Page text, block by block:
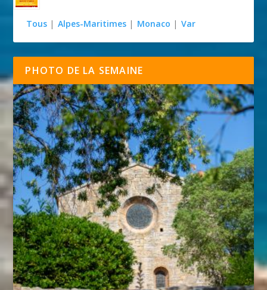
Tous | Alpes-Maritimes | Monaco | Var
PHOTO DE LA SEMAINE